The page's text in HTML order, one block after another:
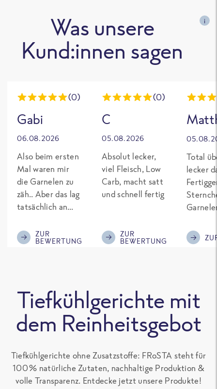
Was unsere
Kund:innen sagen
i
(0)
Gabi
06.08.2026
Also beim ersten
Mal waren mir
die Garnelen zu
zäh.. Aber das lag
tatsächlich an
nach 8 Minuten
die Pfanne vom
beim nächsten
Mal dann so
gehandhabt und
siehe da: Es war
!!! 😋 Ich habe das
Gericht gleich
wieder gekauft
ZUR
BEWERTUNG
(0)
C
05.08.2026
Absolut lecker,
viel Fleisch, Low
Carb, macht satt
und schnell fertig
ZUR
BEWERTUNG
Total
lecker
Tiefkühlgerichte mit
dem Reinheitsgebot
Tiefkühlgerichte ohne Zusatzstoffe: FRoSTA steht für
100 % natürliche Zutaten, nachhaltige Produktion &
volle Transparenz. Entdecke jetzt unsere Produkte!